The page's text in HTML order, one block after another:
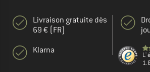
Livraison gratuite dès
69 € (FR)
Klarna
L'